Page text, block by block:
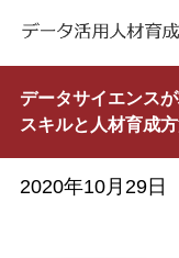
データサイエンス
スキルと人材育成
2020年10月29日